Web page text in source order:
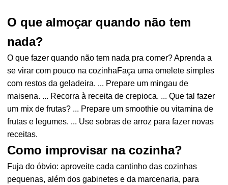
O que almoçar quando não tem
nada?
O que fazer quando não tem nada pra comer? Aprenda a
se virar com pouco na cozinhaFaça uma omelete simples
com restos da geladeira. ... Prepare um mingau de
maisena. ... Recorra à receita de crepioca. ... Que tal fazer
um mix de frutas? ... Prepare um smoothie ou vitamina de
frutas e legumes. ... Use sobras de arroz para fazer novas
receitas.
Como improvisar na cozinha?
Fuja do óbvio: aproveite cada cantinho das cozinhas
pequenas, além dos gabinetes e da marcenaria, para